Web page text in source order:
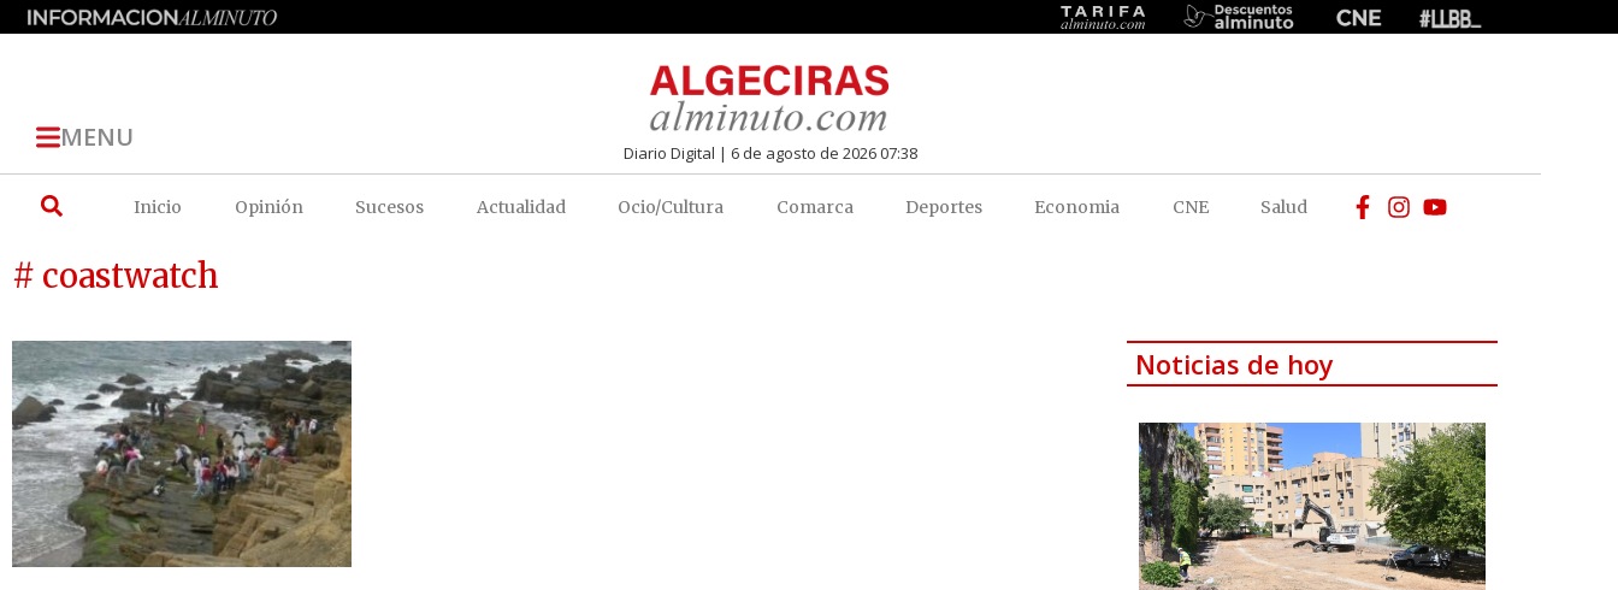
MENU Diario Digital | 6 de agosto de 2026 07:38
Inicio Opinión Sucesos Actualidad Ocio/Cultura Comarca Deportes Economia CNE Salud
# coastwatch
Noticias de hoy